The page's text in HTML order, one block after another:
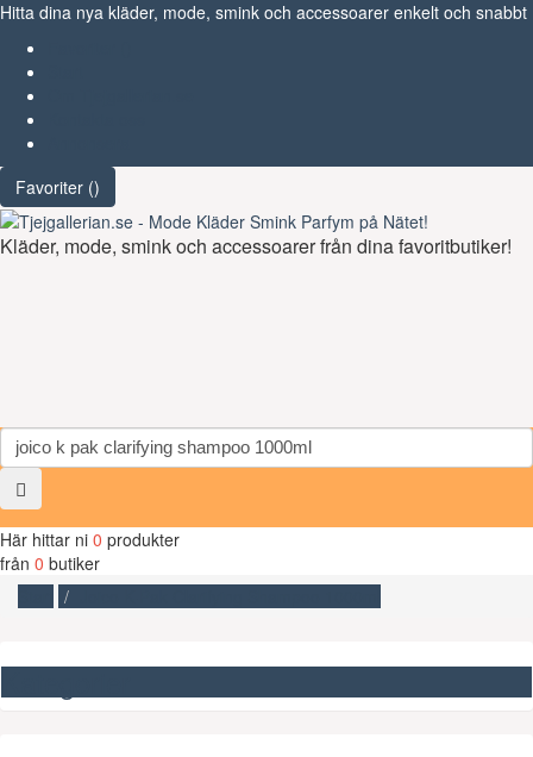
Hitta dina nya kläder, mode, smink och accessoarer enkelt och snabbt
Favoriter ()
Kläder, mode, smink och accessoarer från dina favoritbutiker!
Här hittar ni 0 produkter
från 0 butiker